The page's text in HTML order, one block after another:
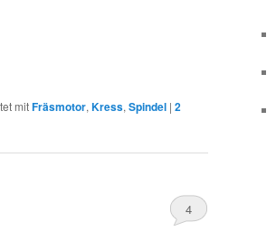
mitFräsmotor, Kress, Spindel | 2
4